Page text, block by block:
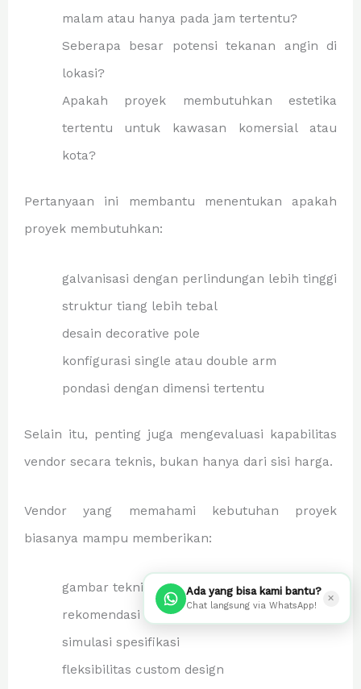
malam atau hanya pada jam tertentu?
Seberapa besar potensi tekanan angin di
lokasi?
Apakah proyek membutuhkan estetika
tertentu untuk kawasan komersial atau
kota?
Pertanyaan ini membantu menentukan apakah
proyek membutuhkan:
galvanisasi dengan perlindungan lebih tinggi
struktur tiang lebih tebal
desain decorative pole
konfigurasi single atau double arm
pondasi dengan dimensi tertentu
Selain itu, penting juga mengevaluasi kapabilitas
vendor secara teknis, bukan hanya dari sisi harga.
Vendor yang memahami kebutuhan proyek
biasanya mampu memberikan:
gambar teknis detail
rekomendasi struktur sesuai lokasi
simulasi spesifikasi
fleksibilitas custom design
Ada yang bisa kami bantu?
Chat langsung via WhatsApp!
✕